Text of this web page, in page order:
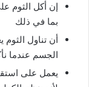
إن أكل الثوم
بما في ذلك
أن تناول
الجسم عندما
يعمل على